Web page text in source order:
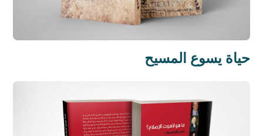
حياة يسوع المسيح